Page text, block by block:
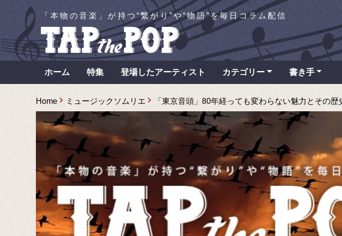
「本物の音楽」が持つ“繋がり”や“物語”を毎日コラム配信
ホーム 特集 登場したアーティスト カテゴリー 書き手
Home ミュージックソムリエ 「東京音頭」80年経っても変わらない魅力とその歴